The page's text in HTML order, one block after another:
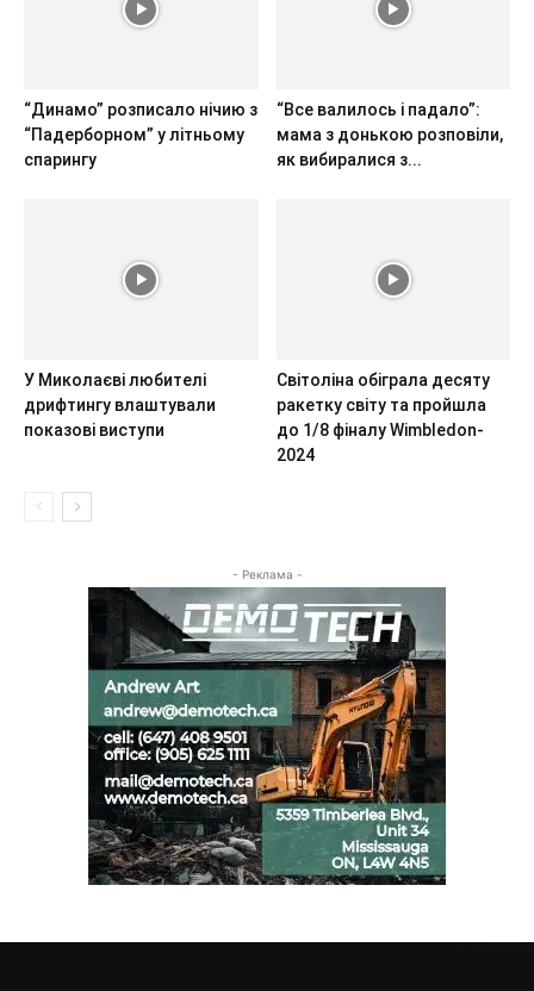
“Динамо” розписало нічию з
“Падерборном” у літньому
спарингу
“Все валилось і падало”:
мама з донькою розповіли,
як вибиралися з...
У Миколаєві любителі
дрифтингу влаштували
показові виступи
Світоліна обіграла десяту
ракетку світу та пройшла
до 1/8 фіналу Wimbledon-
2024
- Реклама -